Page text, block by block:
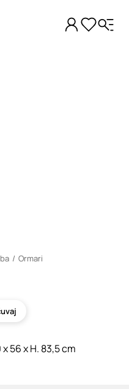
Ormari
56 x H. 83,5 cm